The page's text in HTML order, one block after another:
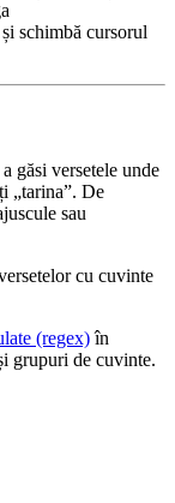
schimbă cursorul
găsi versetele unde
„tarina”. De
sau
cu cuvinte
(regex)în
grupuri de cuvinte.